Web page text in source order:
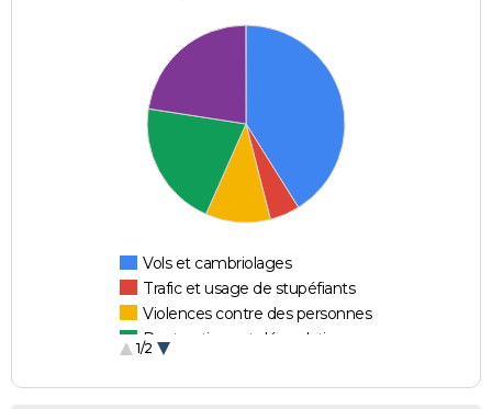
Vols et cambriolages
Trafic et usage de stupéfiants
Violences contre des personnes
Destructions et dégradations
1/2